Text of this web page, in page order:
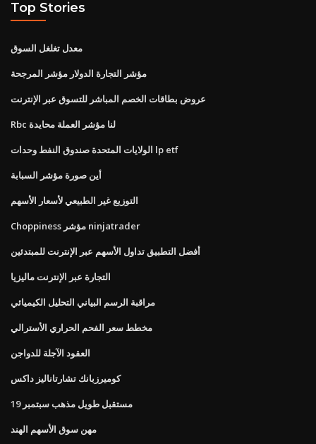
Top Stories
معدل تغلغل السوق
مؤشر التجارة الدولار مؤشر المرجحة
عروض بطاقات الخصم المباشر للتسوق عبر الإنترنت
Rbc لنا مؤشر العملة محايدة
الولايات المتحدة صندوق النفط وحدات lp etf
أين صورة مؤشر السبابة
التوزيع غير الطبيعي لأسعار الأسهم
Choppiness مؤشر ninjatrader
أفضل التطبيق تداول الأسهم عبر الإنترنت للمبتدئين
التجارة عبر الإنترنت ماليزيا
مراقبة الرسم البياني التحليل الكيميائي
مخطط سعر الفحم الحراري الأسترالي
العقود الآجلة للدواجن
كوميرزبانك تشارتاناليز داكس
مستقبل طويل مذهب سبتمبر 19
مهن سوق الأسهم الهند